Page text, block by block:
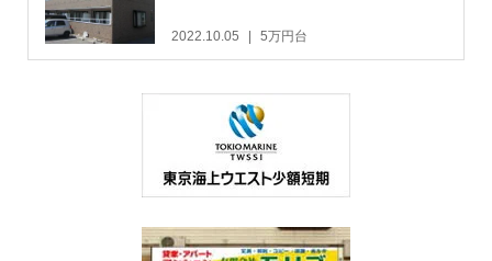
2022.10.05 5万円台